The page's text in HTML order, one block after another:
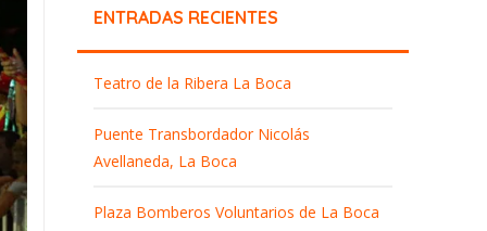
ENTRADAS RECIENTES
Teatro de la Ribera La Boca
Puente Transbordador Nicolás
Avellaneda, La Boca
Plaza Bomberos Voluntarios de La Boca